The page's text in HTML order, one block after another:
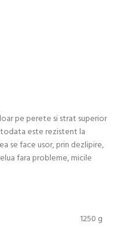
pe perete si strat superior
este rezistent la
se face usor, prin dezlipire,
fara probleme, micile
1250 g